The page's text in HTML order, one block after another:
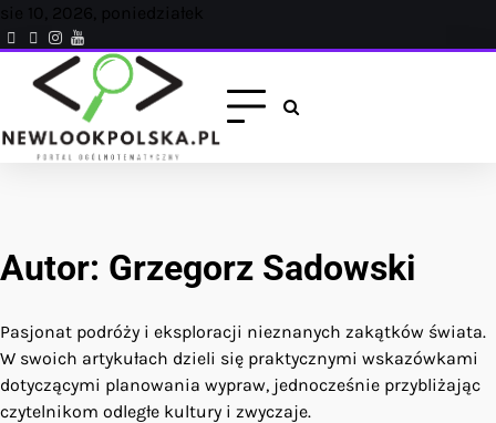
Skip
to
content
sie 10, 2026, poniedziałek
facebook.com
x instagram
reddit
Autor: Grzegorz Sadowski
Pasjonat podróży i eksploracji nieznanych zakątków świata.
W swoich artykułach dzieli się praktycznymi wskazówkami
dotyczącymi planowania wypraw, jednocześnie przybliżając
czytelnikom odległe kultury i zwyczaje.